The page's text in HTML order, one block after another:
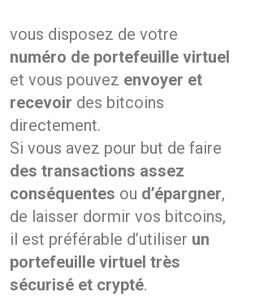
vous disposez de votre
numéro de portefeuille virtuel
et vous pouvez envoyer et
recevoir des bitcoins
directement.
Si vous avez pour but de faire
des transactions assez
conséquentes ou d’épargner,
de laisser dormir vos bitcoins,
il est préférable d’utiliser un
portefeuille virtuel très
sécurisé et crypté.